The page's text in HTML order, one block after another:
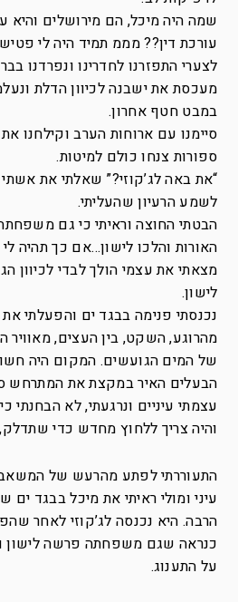
שמה היה מיכל, הם מירושלים והיא
עורכת דין?? מממ תמיד היה לי
לצערי התפזרנו לחדרינו ונפרדנו
מעכסת את ישבנה לכיוון הדלת
במבט חטף אחרון.
סיימנו עם ארוחות הערב וקילחנו
ספורות צנחו כולם למיטות.
“את באה לג’קוזי?” שאלתי את
לשמע הרעיון שהעליתי.
הבטתי החוצה וראיתי כי גם
האורות והלכו לישון…אם כך תהיה
מצאתי את עצמי הולך לבדי לכיוון
לישון.
נכנסתי פנימה בבגד ים והפעלתי
מהרוגע, השקט, בין העצים, מאוויר
של המים הגועשים. המקום היה
הבעלים האיר במקצת את המתרחש
עצמתי עיניים ונרגעתי, לא
והיה צריך ללחוץ מחדש כדי
התעוררתי לפתע מהרעש של
עיני ומולי ראיתי את מיכל בבגד
הרבה. היא נכנסה לג’קוזי לאחר
כנראה שגם משפחתה פרשה לישון
על התענוג.